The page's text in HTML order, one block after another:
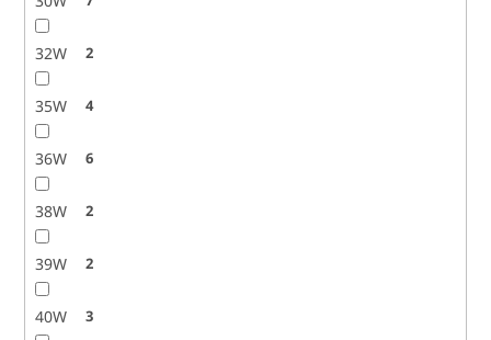
32W 2
35W 4
36W 6
38W 2
39W 2
40W 3